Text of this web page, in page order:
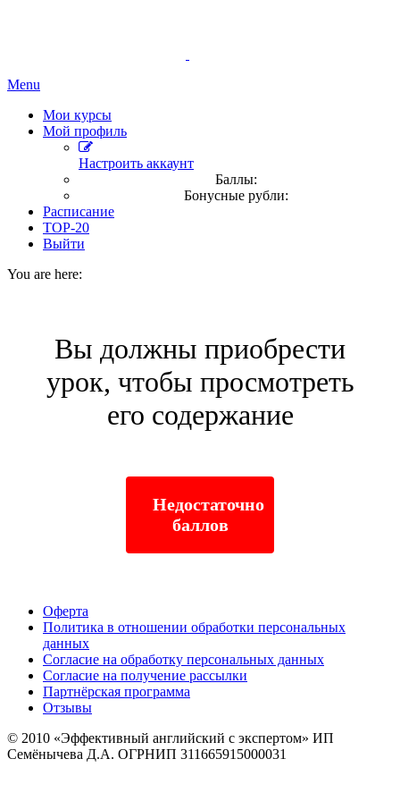
Menu
Мои курсы
Мой профиль
Настроить аккаунт
Баллы:
Бонусные рубли:
Расписание
TOP-20
Выйти
You are here:
Вы должны приобрести
урок, чтобы просмотреть
его содержание
Недостаточно
баллов
Оферта
Политика в отношении обработки персональных
данных
Согласие на обработку персональных данных
Согласие на получение рассылки
Партнёрская программа
Отзывы
© 2010 «Эффективный английский с экспертом» ИП
Семёнычева Д.А. ОГРНИП 311665915000031